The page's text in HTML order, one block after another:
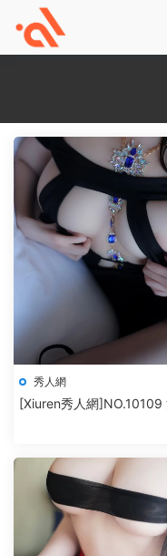
秀人網
[Xiuren秀人網]NO.10109